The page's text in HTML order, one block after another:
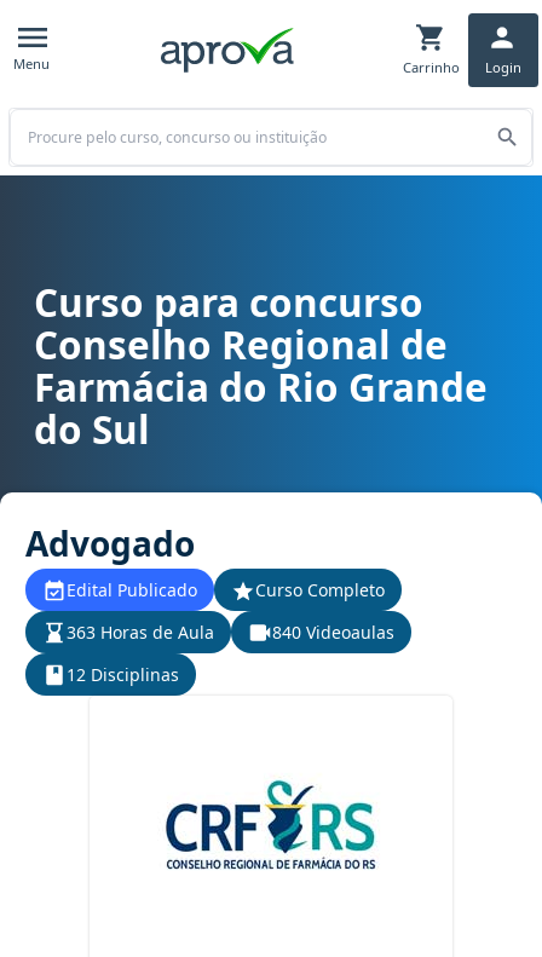
Menu Carrinho Login
Buscar
Curso para concurso CRF RS - Conselho Regional de Farmácia do
Curso para concurso
Conselho Regional de
Farmácia do Rio Grande
do Sul
Advogado
Edital Publicado
Curso Completo
363 Horas de Aula
840 Videoaulas
12 Disciplinas